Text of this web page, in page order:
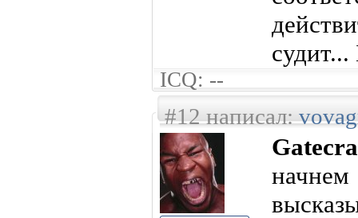
ICQ: --
#12 написал: